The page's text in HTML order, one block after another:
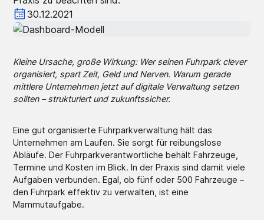
30.12.2021
Kleine Ursache, große Wirkung: Wer seinen Fuhrpark clever
organisiert, spart Zeit, Geld und Nerven. Warum gerade
mittlere Unternehmen jetzt auf digitale Verwaltung setzen
sollten – strukturiert und zukunftssicher.
Eine gut organisierte Fuhrparkverwaltung hält das
Unternehmen am Laufen. Sie sorgt für reibungslose
Abläufe. Der Fuhrparkverantwortliche behält Fahrzeuge,
Termine und Kosten im Blick. In der Praxis sind damit viele
Aufgaben verbunden. Egal, ob fünf oder 500 Fahrzeuge –
den Fuhrpark effektiv zu verwalten, ist eine
Mammutaufgabe.